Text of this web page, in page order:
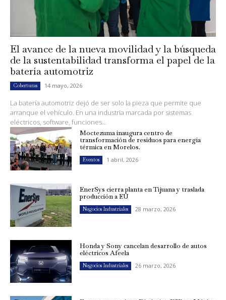
El avance de la nueva movilidad y la búsqueda
de la sustentabilidad transforma el papel de la
batería automotriz
Coberturas 14 mayo, 2026
La batería automotriz dejó de ser solo la pieza que permite que
arranque el vehículo. En una industria marcada por sistemas
eléctricos, software, funciones...
Moctezuma inaugura centro de
transformación de residuos para energía
térmica en Morelos.
Eventos 1 abril, 2026
EnerSys cierra planta en Tijuana y traslada
producción a EU
Negocios Industriales 28 marzo, 2026
Honda y Sony cancelan desarrollo de autos
eléctricos Afeela
Negocios Industriales 26 marzo, 2026